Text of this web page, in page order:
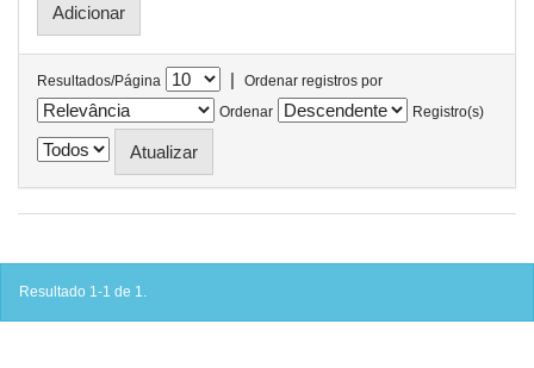
Resultados/Página |
Ordenar registros por
Ordenar
Registro(s)
Resultado 1-1 de 1.